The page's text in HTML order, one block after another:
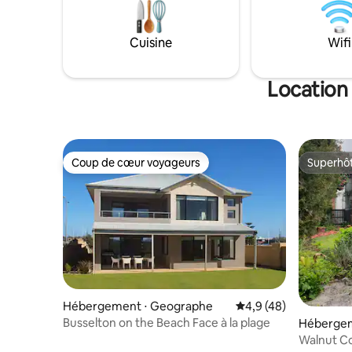
être
que les
bois
panier.
Cuisine Wifi
Location
Coup de cœur voyageurs
Coup de cœur voyageurs
Hébergement ⋅ Geographe Évaluation moyenne
4,9 (48)
Busselton on the Beach Face à la plage
Walnut